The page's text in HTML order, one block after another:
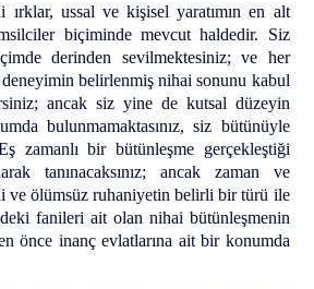
ırklar, ussal ve kişisel yaratımın en alt
biçiminde mevcut haldedir. Siz
derinden sevilmektesiniz; ve her
belirlenmiş nihai sonunu kabul
ancak siz yine de kutsal düzeyin
bulunmamaktasınız, siz bütünüyle
zamanlı bir bütünleşme gerçekleştiği
tanınacaksınız; ancak zaman ve
ve ölümsüz ruhaniyetin belirli bir türü ile
fanileri ait olan nihai bütünleşmenin
önce inanç evlatlarına ait bir konumda